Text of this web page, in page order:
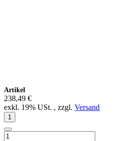
Artikel
238,49 €
exkl. 19% USt. , zzgl. Versand